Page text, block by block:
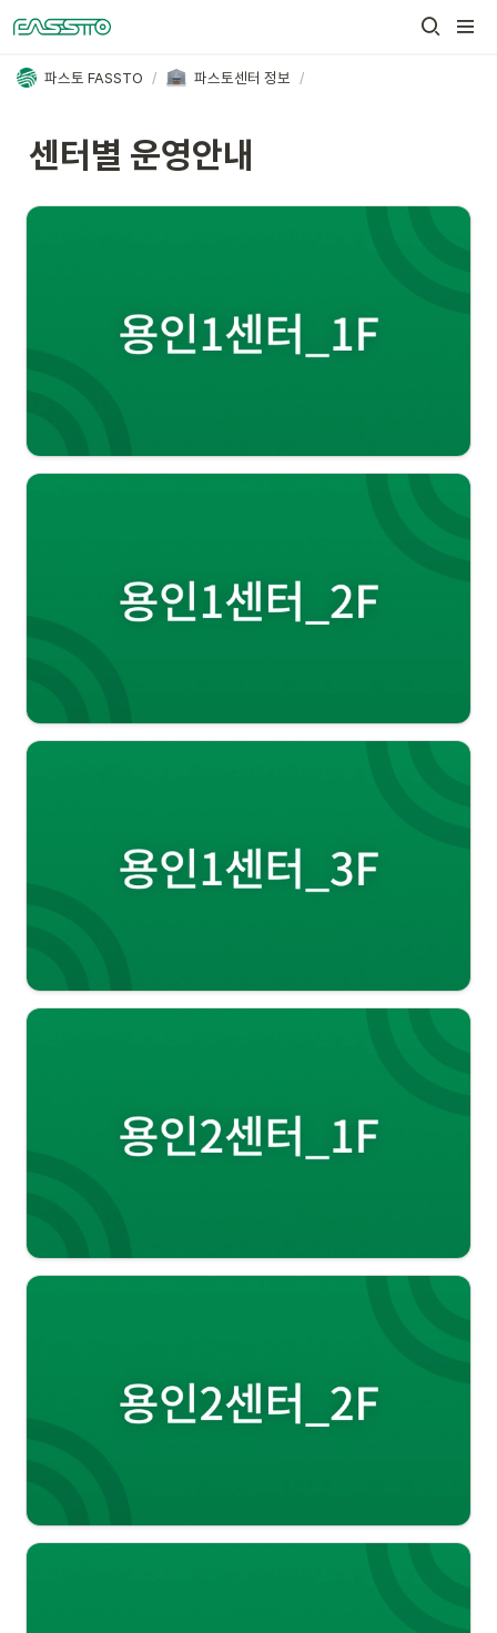
파스토 FASSTO / 파스토센터 정보 /
센터별 운영안내